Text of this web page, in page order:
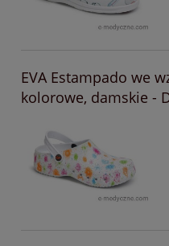
EVA Estampado we
kolorowe, damskie -